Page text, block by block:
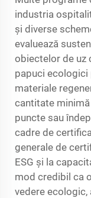
industria
și diverse
evaluează
obiectelor de uz
papuci
materiale
cantitate
puncte sau
cadre de
generale de
ESG și la
mod credibil ca
vedere